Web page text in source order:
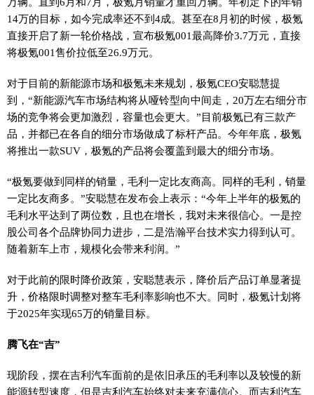
14万的目标，如今完成率还不到4成。甚至在8月初的时候，极氪
直接开启了新一轮价格战，宣布极氪001最高降价3.7万元，直接
将极氪001售价拉低至26.9万元。
对于目前的新能源市场和极氪未来规划，极氪CEO安聪慧提
到，“新能源汽车市场结构将从哑铃型向中间走，20万左右细分市
场的竞争将会更加激烈，容量也会更大。”目前极氪已有三款产
品，并都已在各自的细分市场做成了标杆产品。今年年底，极氪
将推出一款SUV，极氪的产品将会覆盖到最大的细分市场。
“极氪要做到同样的销量，毛利一定比友商高。同样的毛利，销量
一定比友商多。”安聪慧在发布会上表示：“今年上半年的极氪的
毛利水平达到了两位数，且也在增长，我对未来很信心。一是控
股公司各个品牌协同力进步，二是浩瀚平台技术实力得到认可。
随着新车上市，规模化会带来利润。”
对于此前的限时降价政策，安聪慧表示，降价后产品订单显著提
升，价格限时调整对整车毛利率影响也不大。同时，极氪计划将
于2025年实现65万的销量目标。
腾飞在“吉”
现阶段，摆在吉利汽车面前的是依旧承压的毛利率以及较慢的新
能源转型速度，但是吉利汽车始终对未来充满信心。而吉利汽车